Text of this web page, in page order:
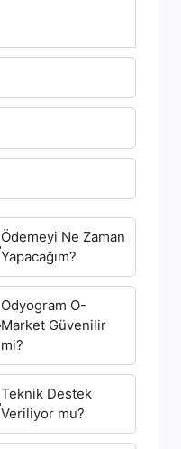
Ödemeyi Ne Zaman
Yapacağım?
Odyogram O-
Market Güvenilir
mi?
Teknik Destek
Veriliyor mu?